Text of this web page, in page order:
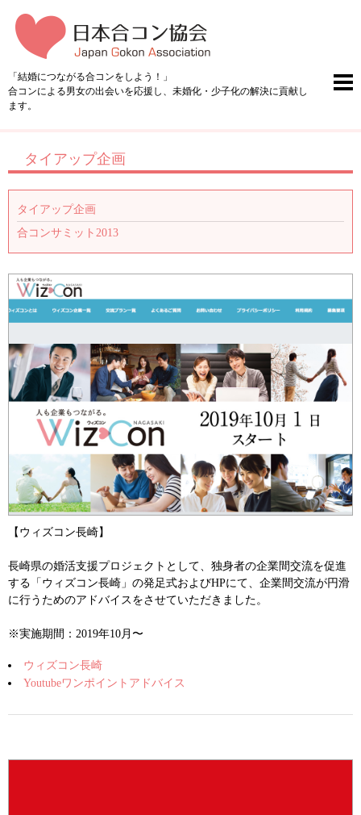
「結婚につながる合コンをしよう！」
合コンによる男女の出会いを応援し、未婚化・少子化の解決に貢献し
ます。
タイアップ企画
タイアップ企画
合コンサミット2013
【ウィズコン長崎】
長崎県の婚活支援プロジェクトとして、独身者の企業間交流を促進
する「ウィズコン長崎」の発足式およびHPにて、企業間交流が円滑
に行うためのアドバイスをさせていただきました。
※実施期間：2019年10月〜
ウィズコン長崎
Youtubeワンポイントアドバイス